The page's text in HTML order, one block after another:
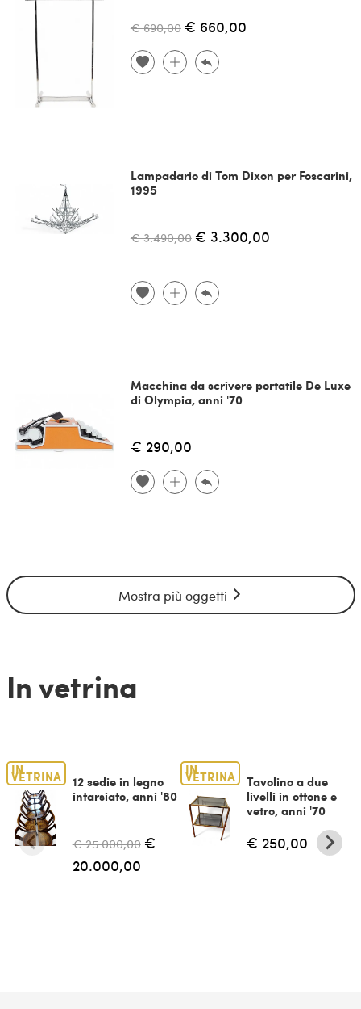
€ 690,00 € 660,00
Lampadario di Tom Dixon per Foscarini,
1995
€ 3.490,00 € 3.300,00
Macchina da scrivere portatile De Luxe
di Olympia, anni '70
€ 290,00
Mostra più oggetti
In vetrina
IN
VETRINA
12 sedie in legno
intarsiato, anni '80
€ 25.000,00 €
20.000,00
IN
VETRINA
Tavolino a due
livelli in ottone e
vetro, anni '70
€ 250,00